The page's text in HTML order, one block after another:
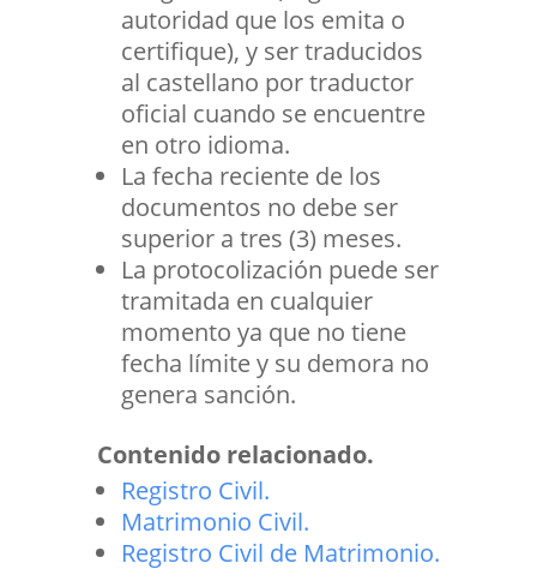
autoridad que los emita o
certifique), y ser traducidos
al castellano por traductor
oficial cuando se encuentre
en otro idioma.
La fecha reciente de los
documentos no debe ser
superior a tres (3) meses.
La protocolización puede ser
tramitada en cualquier
momento ya que no tiene
fecha límite y su demora no
genera sanción.
Contenido relacionado.
Registro Civil.
Matrimonio Civil.
Registro Civil de Matrimonio.